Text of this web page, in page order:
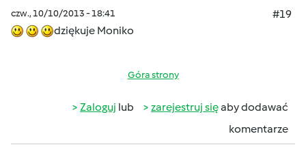
czw., 10/10/2013 - 18:41
#19
dziękuje Moniko
Góra strony
Zaloguj lub zarejestruj sięaby dodawać
komentarze